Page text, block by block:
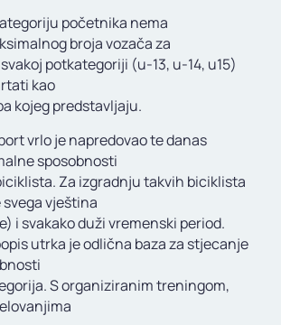
početnika nema
broja vozača za
potkategoriji (u-13, u-14, u15)
kao
kojeg predstavljaju.
vrlo je napredovao te danas
sposobnosti
Za izgradnju takvih biciklista
vještina
i svakako duži vremenski period.
utrka je odlična baza za stjecanje
S organiziranim treningom,